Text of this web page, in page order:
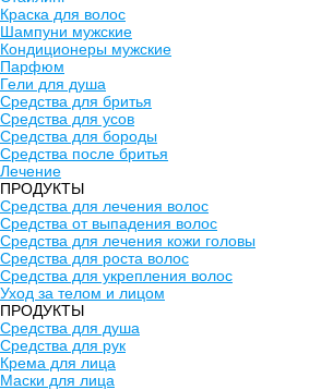
Краска для волос
Шампуни мужские
Кондиционеры мужские
Парфюм
Гели для душа
Средства для бритья
Средства для усов
Средства для бороды
Средства после бритья
Лечение
ПРОДУКТЫ
Средства для лечения волос
Средства от выпадения волос
Средства для лечения кожи головы
Средства для роста волос
Средства для укрепления волос
Уход за телом и лицом
ПРОДУКТЫ
Средства для душа
Средства для рук
Крема для лица
Маски для лица